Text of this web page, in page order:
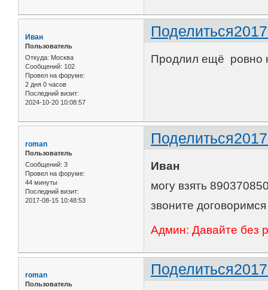
Поделиться
Иван
Пользователь
Откуда: Москва
Сообщений: 102
Провел на форуме:
2 дня 0 часов
Последний визит:
2024-10-20 10:08:57
Продлил ещё ровно
Поделиться
roman
Пользователь
Сообщений: 3
Провел на форуме:
44 минуты
Последний визит:
2017-08-15 10:48:53
Иван
могу взять
звоните договоримся
Админ: Давайте без
Поделиться
roman
Пользователь